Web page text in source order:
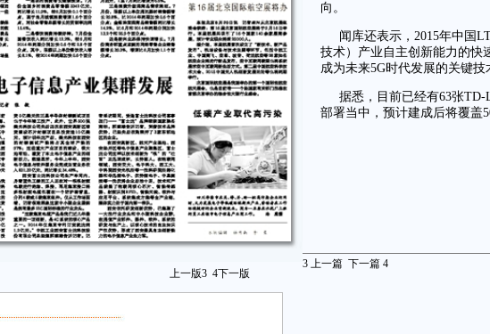
上一版3 4下一版
向。
闻库还表示，2015年中国
技术）产业自主创新能力的快
成为未来5G时代发展的关键技
据悉，目前已经有63张
部署当中，预计建成后将覆盖
3上一篇 下一篇 4